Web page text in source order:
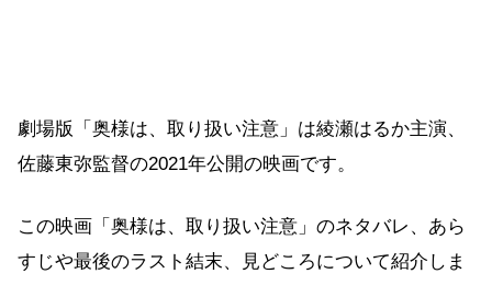
劇場版「奥様は、取り扱い注意」は綾瀬はるか主演、
佐藤東弥監督の2021年公開の映画です。
この映画「奥様は、取り扱い注意」のネタバレ、あら
すじや最後のラスト結末、見どころについて紹介しま